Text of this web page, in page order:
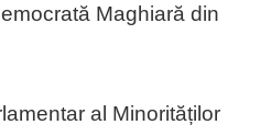
Maghiară din
al Minorităților